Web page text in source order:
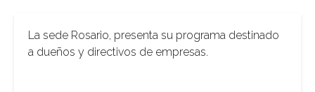
La sede Rosario, presenta su programa destinado
a dueños y directivos de empresas.